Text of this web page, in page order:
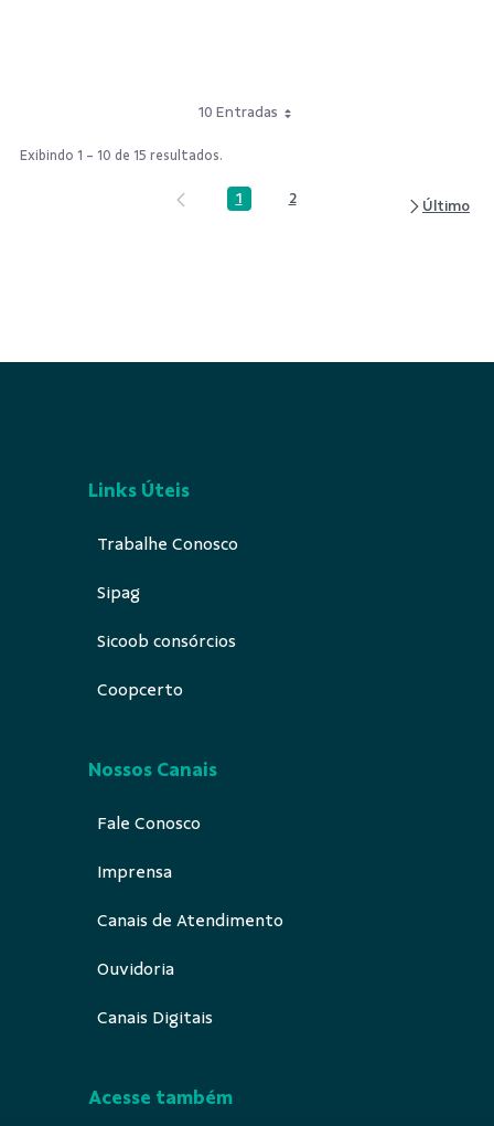
10 Entradas
Exibindo 1 - 10 de 15 resultados.
Página
1 Página
2
Links Úteis
Trabalhe Conosco
Sipag
Sicoob consórcios
Coopcerto
Nossos Canais
Fale Conosco
Imprensa
Canais de Atendimento
Ouvidoria
Canais Digitais
Acesse também